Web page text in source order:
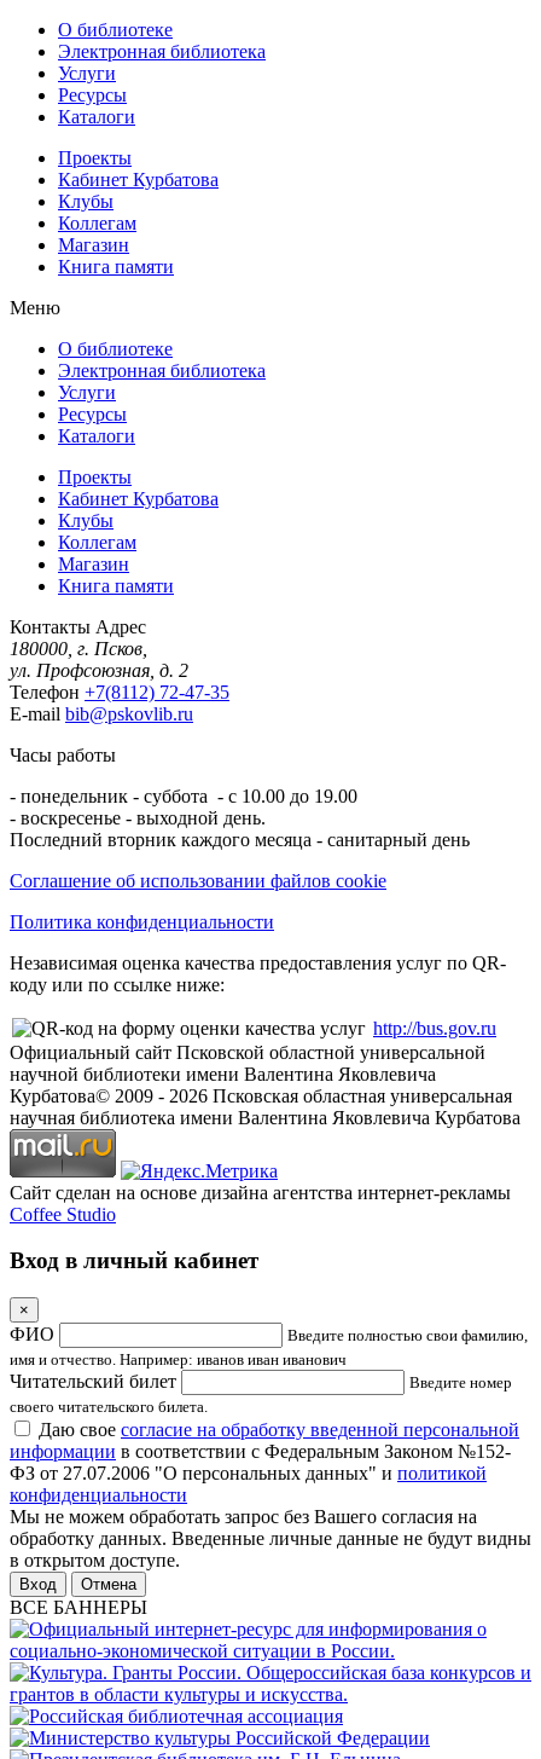
О библиотеке
Электронная библиотека
Услуги
Ресурсы
Каталоги
Проекты
Кабинет Курбатова
Клубы
Коллегам
Магазин
Книга памяти
Меню
О библиотеке
Электронная библиотека
Услуги
Ресурсы
Каталоги
Проекты
Кабинет Курбатова
Клубы
Коллегам
Магазин
Книга памяти
Контакты Адрес
180000, г. Псков,
ул. Профсоюзная, д. 2
Телефон +7(8112) 72-47-35
E-mail bib@pskovlib.ru
Часы работы
- понедельник - суббота - с 10.00 до 19.00
- воскресенье - выходной день.
Последний вторник каждого месяца - санитарный день
Соглашение об использовании файлов cookie
Политика конфиденциальности
Независимая оценка качества предоставления услуг по QR-
коду или по ссылке ниже:
http://bus.gov.ru
Официальный сайт Псковской областной универсальной
научной библиотеки имени Валентина Яковлевича
Курбатова© 2009 - 2026 Псковская областная универсальная
научная библиотека имени Валентина Яковлевича Курбатова
Сайт сделан на основе дизайна агентства интернет-рекламы
Coffee Studio
Вход в личный кабинет
×
ФИО
Введите полностью свои фамилию,
имя и отчество. Например: иванов иван иванович
Читательский билет
Введите номер
своего читательского билета.
Даю свое согласие на обработку введенной персональной
информации в соответствии с Федеральным Законом №152-
ФЗ от 27.07.2006 "О персональных данных" и политикой
конфиденциальности
Мы не можем обработать запрос без Вашего согласия на
обработку данных. Введенные личные данные не будут видны
в открытом доступе.
Отмена
ВСЕ БАННЕРЫ